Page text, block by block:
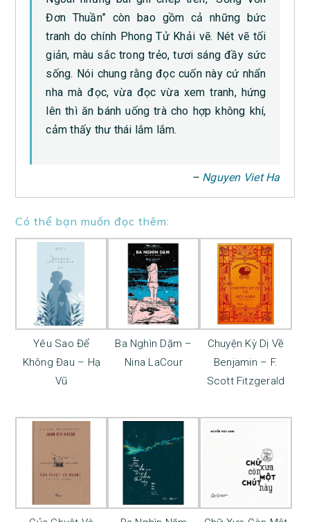
Đơn Thuần” còn bao gồm cả những bức
tranh do chính Phong Tử Khải vẽ. Nét vẽ tối
giản, màu sắc trong trẻo, tươi sáng đầy sức
sống. Nói chung rằng đọc cuốn này cứ nhẩn
nha mà đọc, vừa đọc vừa xem tranh, hứng
lên thì ăn bánh uống trà cho hợp không khí,
cảm thấy thư thái lắm lắm.
– Nguyen Viet Ha
Có thể bạn muốn đọc thêm:
Yêu Sao Để
Không Đau – Hạ
Vũ
Ba Nghìn Dặm –
Nina LaCour
Chuyện Kỳ Dị Về
Benjamin – F.
Scott Fitzgerald